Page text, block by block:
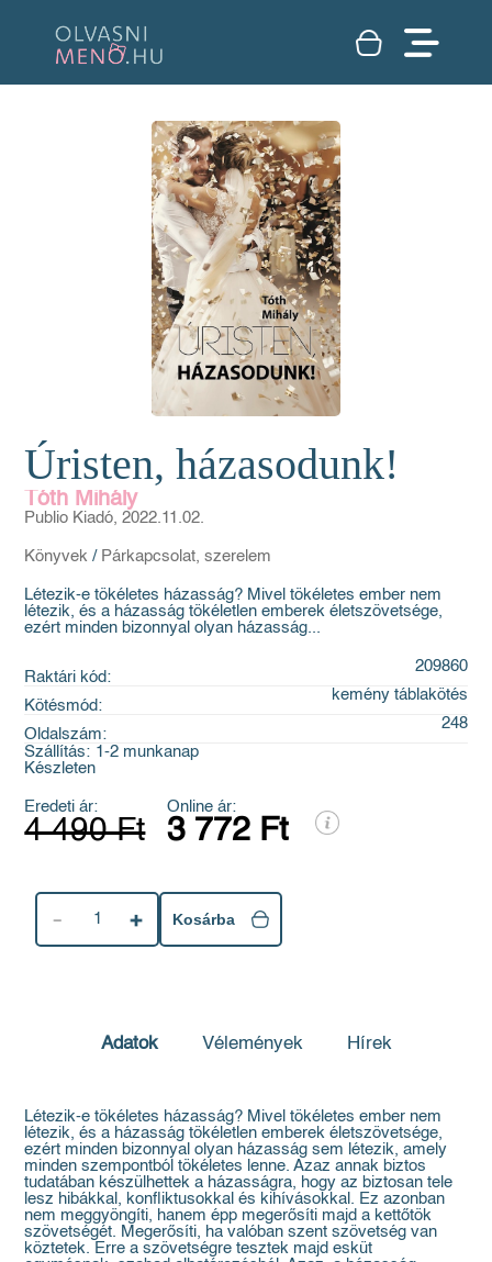
Úristen, házasodunk!
Tóth Mihály
Publio Kiadó, 2022.11.02.
Könyvek / Párkapcsolat, szerelem
Létezik-e tökéletes házasság? Mivel tökéletes ember nem
létezik, és a házasság tökéletlen emberek életszövetsége,
ezért minden bizonnyal olyan házasság...
Raktári kód:
209860
Kötésmód:
kemény táblakötés
Oldalszám:
248
Szállítás: 1-2 munkanap
Készleten
Eredeti ár:
4 490 Ft
Online ár:
3 772 Ft
1 Kosárba
Adatok Vélemények Hírek
Létezik-e tökéletes házasság? Mivel tökéletes ember nem
létezik, és a házasság tökéletlen emberek életszövetsége,
ezért minden bizonnyal olyan házasság sem létezik, amely
minden szempontból tökéletes lenne. Azaz annak biztos
tudatában készülhettek a házasságra, hogy az biztosan tele
lesz hibákkal, konfliktusokkal és kihívásokkal. Ez azonban
nem meggyöngíti, hanem épp megerősíti majd a kettőtök
szövetségét. Megerősíti, ha valóban szent szövetség van
köztetek. Erre a szövetségre tesztek majd esküt